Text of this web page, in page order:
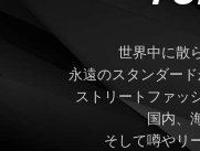
世界中に散
永遠のスタンダー
ストリートファッ
国内、
そして噂やリ